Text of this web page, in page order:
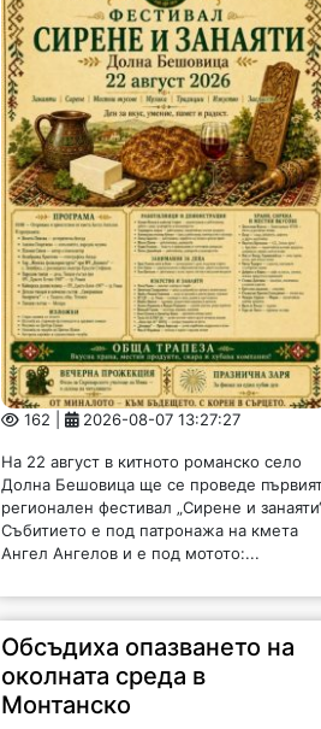
162 | 2026-08-07 13:27:27
На 22 август в китното романско село
Долна Бешовица ще се проведе
регионален фестивал „Сирене и
Събитието е под патронажа на кмета
Ангел Ангелов и е под мотото:...
Обсъдиха опазването на
околната среда в
Монтанско